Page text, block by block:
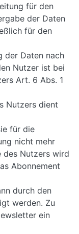
für den
der Daten
für den
der Daten nach
Nutzer ist bei
Art. 6 Abs. 1
Nutzers dient
für die
nicht mehr
des Nutzers wird
Abonnement
durch den
werden. Zu
ein